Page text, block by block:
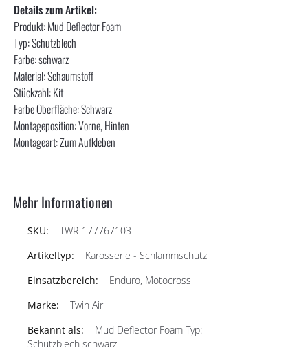
Details zum Artikel:
Produkt: Mud Deflector Foam
Typ: Schutzblech
Farbe: schwarz
Material: Schaumstoff
Stückzahl: Kit
Farbe Oberfläche: Schwarz
Montageposition: Vorne, Hinten
Montageart: Zum Aufkleben
Mehr Informationen
TWR-177767103
Karosserie - Schlammschutz
Enduro, Motocross
Twin Air
Mud Deflector Foam Typ:
Schutzblech schwarz